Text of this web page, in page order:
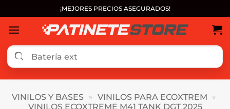
al
contenido
¡MEJORES PRECIOS ASEGURADOS!
VINILOS Y BASES » VINILOS PARA ECOXTREM »
VINILOS ECOXTREME M41 TANK DGT 2025